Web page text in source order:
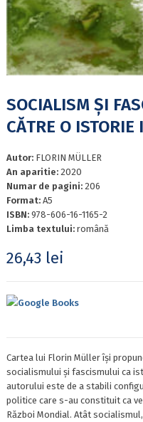
SOCIALISM ȘI
CĂTRE O ISTORIE
Autor: FLORIN MÜLLER
An aparitie: 2020
Numar de pagini: 206
Format: A5
ISBN: 978-606-16-1165-2
Limba textului: română
26,43 lei
Google Books
Cartea lui Florin Müller își
socialismului și fascismului ca
autorului este de a stabili
politice care s-au constituit ca
Război Mondial. Atât